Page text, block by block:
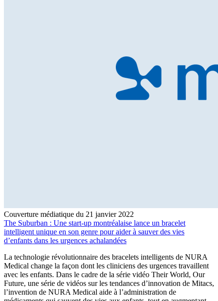
Couverture médiatique du 21 janvier 2022
The Suburban : Une start-up montréalaise lance un bracelet
intelligent unique en son genre pour aider à sauver des vies
d’enfants dans les urgences achalandées
La technologie révolutionnaire des bracelets intelligents de NURA
Medical change la façon dont les cliniciens des urgences travaillent
avec les enfants. Dans le cadre de la série vidéo Their World, Our
Future, une série de vidéos sur les tendances d’innovation de Mitacs,
l’invention de NURA Medical aide à l’administration de